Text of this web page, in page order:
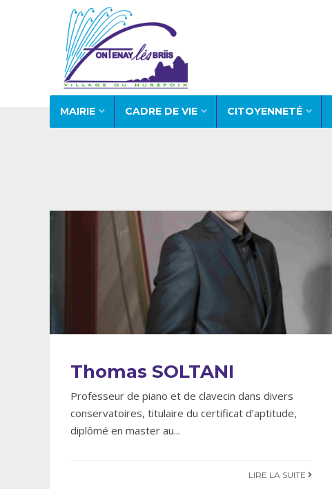
MAIRIE CADRE DE VIE CITOYENNETÉ
Thomas SOLTANI
Professeur de piano et de clavecin dans divers
conservatoires, titulaire du certificat d’aptitude,
diplômé en master au...
LIRE LA SUITE